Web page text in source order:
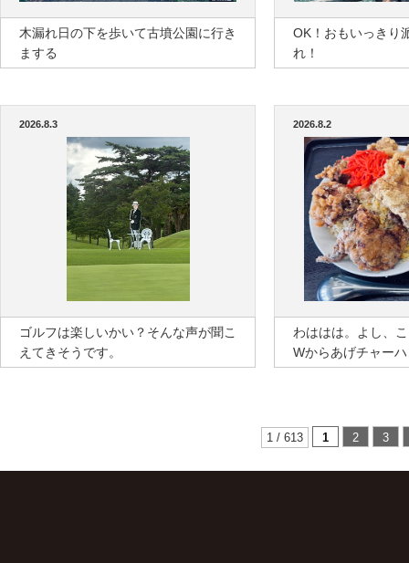
木漏れ日の下を歩いて古墳公園に行き
まする
OK！おもいっきり
れ！
2026.8.3
ゴルフは楽しいかい？そんな声が聞こ
えてきそうです。
2026.8.2
わははは。よし、
Wからあげチャー
1 / 613 1 2 3